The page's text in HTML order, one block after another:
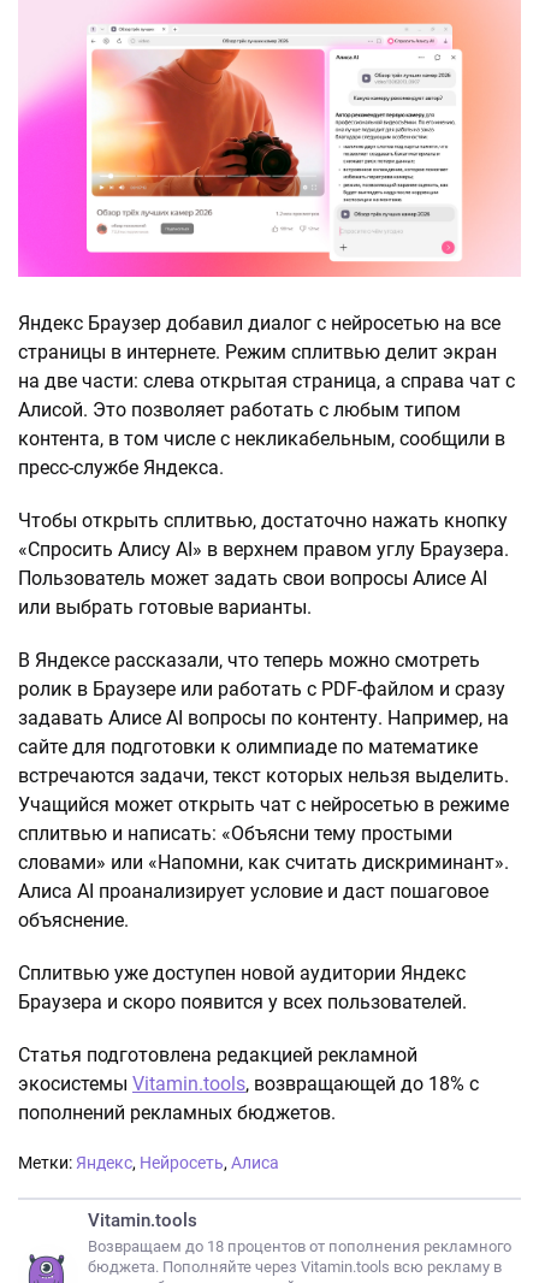
Яндекс Браузер добавил диалог с нейросетью на все
страницы в интернете. Режим сплитвью делит экран
на две части: слева открытая страница, а справа чат с
Алисой. Это позволяет работать с любым типом
контента, в том числе с некликабельным, сообщили в
пресс-службе Яндекса.
Чтобы открыть сплитвью, достаточно нажать кнопку
«Спросить Алису AI» в верхнем правом углу Браузера.
Пользователь может задать свои вопросы Алисе AI
или выбрать готовые варианты.
В Яндексе рассказали, что теперь можно смотреть
ролик в Браузере или работать с PDF-файлом и сразу
задавать Алисе AI вопросы по контенту. Например, на
сайте для подготовки к олимпиаде по математике
встречаются задачи, текст которых нельзя выделить.
Учащийся может открыть чат с нейросетью в режиме
сплитвью и написать: «Объясни тему простыми
словами» или «Напомни, как считать дискриминант».
Алиса AI проанализирует условие и даст пошаговое
объяснение.
Сплитвью уже доступен новой аудитории Яндекс
Браузера и скоро появится у всех пользователей.
Статья подготовлена редакцией рекламной
экосистемы Vitamin.tools, возвращающей до 18% с
пополнений рекламных бюджетов.
Метки: Яндекс, Нейросеть, Алиса
Vitamin.tools
Возвращаем до 18 процентов от пополнения рекламного
бюджета. Пополняйте через Vitamin.tools всю рекламу в